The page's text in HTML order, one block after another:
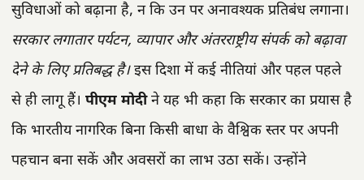
सुविधाओं को बढ़ाना है, न कि उन पर अनावश्यक प्रतिबंध लगाना।
सरकार लगातार पर्यटन, व्यापार और अंतरराष्ट्रीय संपर्क को बढ़ावा
देने के लिए प्रतिबद्ध है।इस दिशा में कई नीतियां और पहल पहले
से ही लागू हैं। पीएम मोदीने यह भी कहा कि सरकार का प्रयास है
कि भारतीय नागरिक बिना किसी बाधा के वैश्विक स्तर पर अपनी
पहचान बना सकें और अवसरों का लाभ उठा सकें। उन्होंने